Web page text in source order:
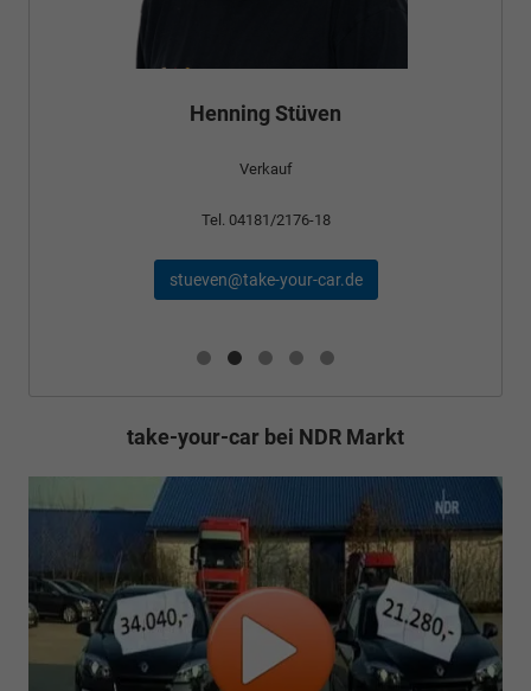
Henning Stüven
Verkauf
Tel. 04181/2176-18
stueven@take-your-car.de
take-your-car bei NDR Markt